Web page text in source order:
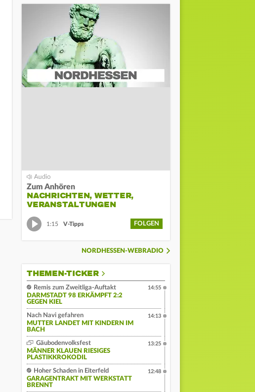
Zum Anhören
NACHRICHTEN, WETTER,
VERANSTALTUNGEN
1:15 V-Tipps FOLGEN
NORDHESSEN-WEBRADIO
THEMEN-TICKER
Remis zum Zweitliga-Auftakt
DARMSTADT 98 ERKÄMPFT 2:2
GEGEN KIEL
14:55
Nach Navi gefahren
MUTTER LANDET MIT KINDERN IM
BACH
14:13
Gäubodenvolksfest
MÄNNER KLAUEN RIESIGES
PLASTIKKROKODIL
13:25
Hoher Schaden in Eiterfeld
GARAGENTRAKT MIT WERKSTATT
BRENNT
12:48